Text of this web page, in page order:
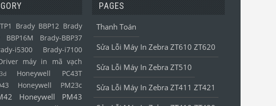
Brady BBP12 Brady
BBP16M Brady-BBP37
i5300
Brady-i7100
máy in mã vạch
Honeywell PC43T
Honeywell PM23c
Honeywell PM43
PAGES
Thanh Toán
Sửa Lỗi Máy In Zebra ZT610 ZT620
Sửa Lỗi Máy In Zebra ZT510
Sửa Lỗi Máy In Zebra ZT411 ZT421